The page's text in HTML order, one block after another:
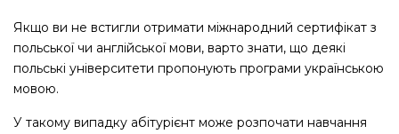
Якщо ви не встигли отримати міжнародний сертифікат з
польської чи англійської мови, варто знати, що деякі
польські університети пропонують програми українською
мовою.
У такому випадку абітурієнт може розпочати навчання